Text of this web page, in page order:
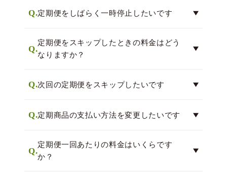
Q.定期便をしばらく一時停止したいです
Q.
定期便をスキップしたときの料金はどう
なりますか？
Q.次回の定期便をスキップしたいです
Q.定期商品の支払い方法を変更したいです
Q.
定期便一回あたりの料金はいくらです
か？